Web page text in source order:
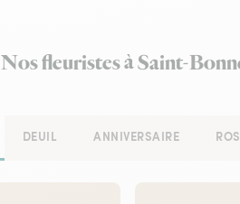
Nos fleuristes à Saint-
DEUIL ANNIVERSAIRE